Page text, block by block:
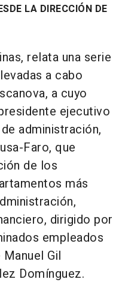
LA DIRECCIÓN DE
relata una serie
a cabo
a cuyo
ejecutivo
administración,
Faro, que
de los
más
dirigido por
empleados
Gil
Domínguez.